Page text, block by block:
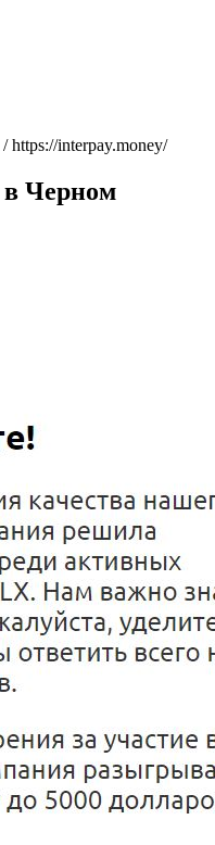
/https://interpay.money/
в Черном